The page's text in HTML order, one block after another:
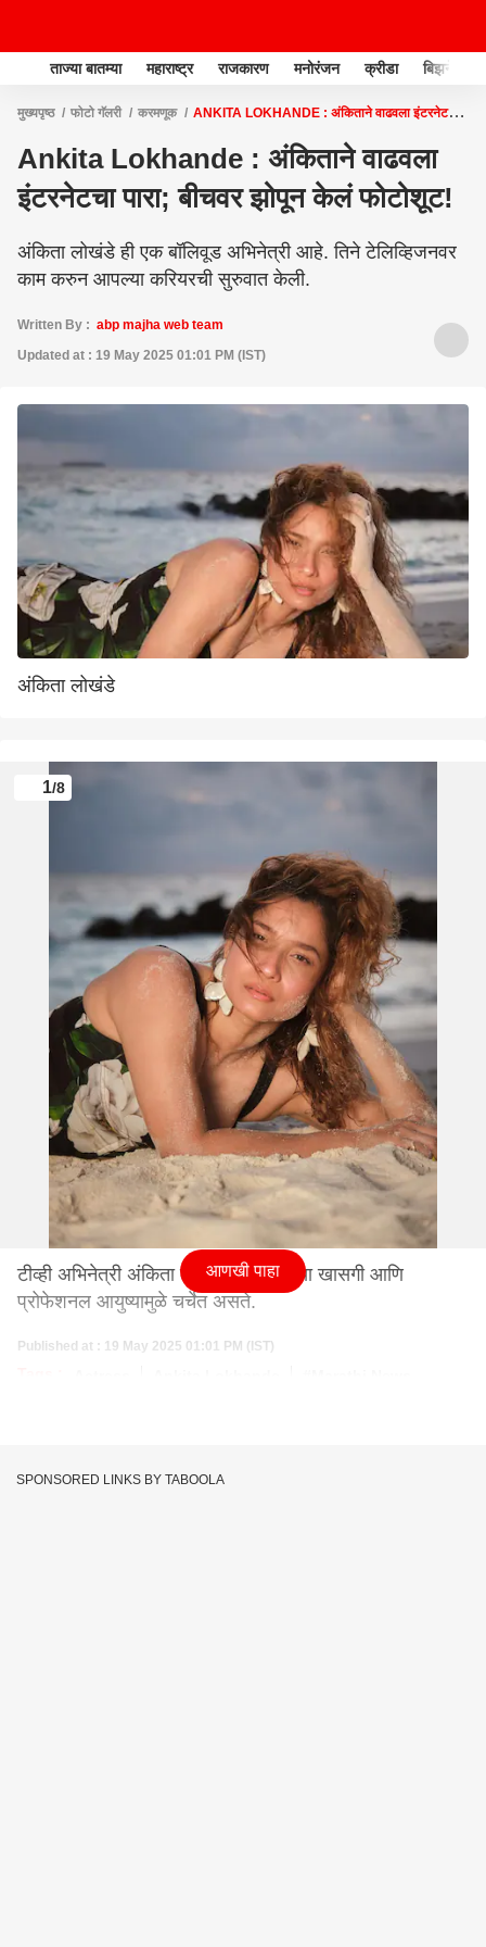
ताज्या बातम्या महाराष्ट्र राजकारण मनोरंजन क्रीडा बिझनेस
मुख्यपृष्ठ फोटो गॅलरी करमणूक
ANKITA LOKHANDE : अंकिताने वाढवला इंटरनेटचा
Ankita Lokhande : अंकिताने वाढवला
इंटरनेटचा पारा; बीचवर झोपून केलं फोटोशूट!
अंकिता लोखंडे ही एक बॉलिवूड अभिनेत्री आहे. तिने टेलिव्हिजनवर
काम करुन आपल्या करियरची सुरुवात केली.
Written By : abp majha web team
Updated at : 19 May 2025 01:01 PM (IST)
अंकिता लोखंडे
1/8
टीव्ही अभिनेत्री अंकिता लोखंडे कायम तिच्या खासगी आणि
प्रोफेशनल आयुष्यामुळे चर्चेत असते.
Published at : 19 May 2025 01:01 PM (IST)
आणखी पाहा
SPONSORED LINKS BY TABOOLA